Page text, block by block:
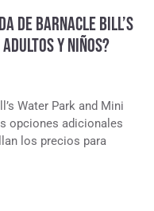
DE BARNACLE BILL’S
Y NIÑOS?
Water Park and Mini
opciones adicionales
los precios para